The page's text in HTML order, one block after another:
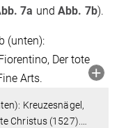
7a undAbb. 7b).
Kreuzesnägel,
Christus (1527).…